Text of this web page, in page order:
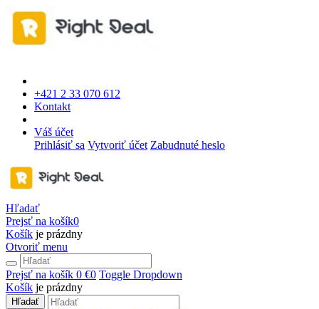
+421 2 33 070 612
Kontakt
Váš účet
Prihlásiť sa Vytvoriť účet Zabudnuté heslo
Hľadať
Prejsť na košík0
Košík je prázdny
Otvoriť menu
Prejsť na košík 0 €0 Toggle Dropdown
Košík je prázdny
Hľadať